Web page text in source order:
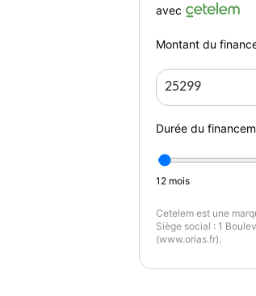
multimédia
Préparation Apple
Garantie : BMW First
Couleur
avec
Montant du
Durée du
12 mois
Cetelem est une
Siège social : 1
(www.orias.fr).